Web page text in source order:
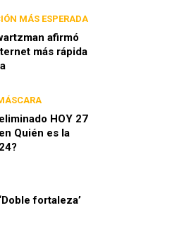
MÁS ESPERADA
afirmó
más rápida
HOY 27
Quién es la
fortaleza’